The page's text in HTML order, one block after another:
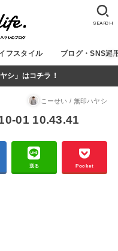
フスタイル ブログ・SNS運
SEARCH
シ」はコチラ！
こーせい / 無印ハヤシ
01 10.43.41
送る Pocket